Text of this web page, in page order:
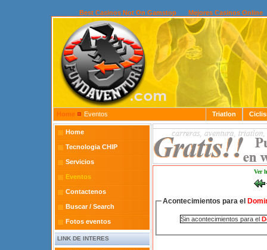
Best Casinos Not On Gamstop Mejores Casinos Online
Home Eventos Triatlon
Home
Tecnologia CHIP
Servicios
Eventos
Contactenos
Buscar / Search
Fotos eventos
LINK DE INTERES
Ver
Acontecimientos para el
Sin acontecimientos para el